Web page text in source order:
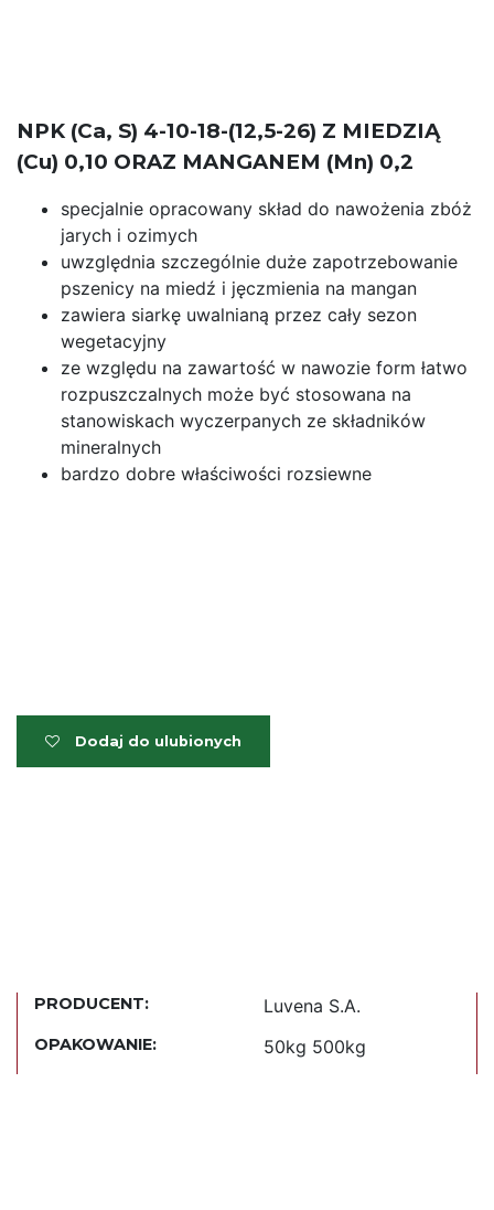
NPK (Ca, S) 4-10-18-(12,5-26) Z MIEDZIĄ
(Cu) 0,10 ORAZ MANGANEM (Mn) 0,2
specjalnie opracowany skład do nawożenia zbóż
jarych i ozimych
uwzględnia szczególnie duże zapotrzebowanie
pszenicy na miedź i jęczmienia na mangan
zawiera siarkę uwalnianą przez cały sezon
wegetacyjny
ze względu na zawartość w nawozie form łatwo
rozpuszczalnych może być stosowana na
stanowiskach wyczerpanych ze składników
mineralnych
bardzo dobre właściwości rozsiewne
Dodaj do ulubionych
PRODUCENT: Luvena S.A.
OPAKOWANIE: 50kg 500kg